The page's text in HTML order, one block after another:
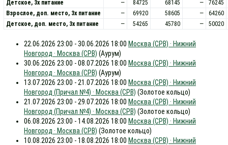
Детское, 3х питание
— 84725 68145 —
76245
Взрослое, доп. место, 3x питание
— 69920 58605 —
64260
Детское, доп. место, 3x питание
— 54265 45780 — 50020
22.06.2026 23:00 - 30.06.2026 18:00 Москва (СРВ) · Нижний
Новгород · Москва (СРВ) (Аурум)
30.06.2026 23:00 - 08.07.2026 18:00 Москва (СРВ) · Нижний
Новгород · Москва (СРВ) (Аурум)
13.07.2026 23:00 - 21.07.2026 18:00 Москва (СРВ) · Нижний
Новгород (Причал №4) · Москва (СРВ) (Золотое кольцо)
21.07.2026 23:00 - 29.07.2026 18:00 Москва (СРВ) · Нижний
Новгород (Причал №4) · Москва (СРВ) (Золотое кольцо)
06.08.2026 23:00 - 14.08.2026 18:00 Москва (СРВ) · Нижний
Новгород · Москва (СРВ) (Золотое кольцо)
10.08.2026 23:00 - 18.08.2026 18:00 Москва (СРВ) · Нижний